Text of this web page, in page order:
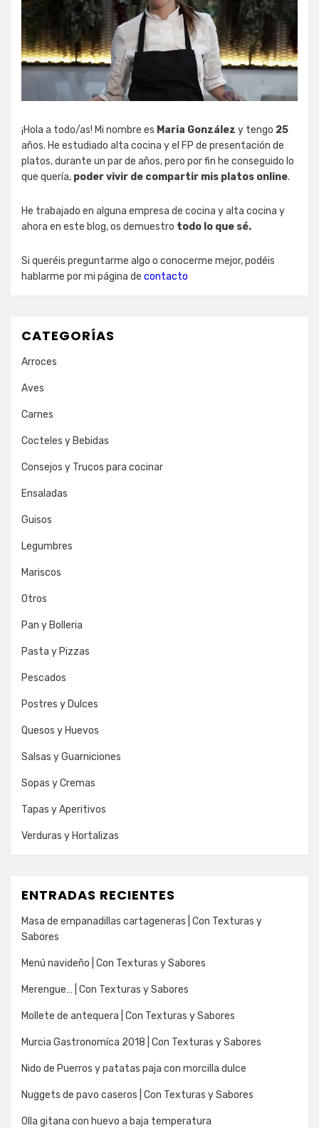
¡Hola a todo/as! Mi nombre es Maria González y tengo 25
años. He estudiado alta cocina y el FP de presentación de
platos, durante un par de años, pero por fin he conseguido lo
que quería, poder vivir de compartir mis platos online.
He trabajado en alguna empresa de cocina y alta cocina y
ahora en este blog, os demuestro todo lo que sé.
Si queréis preguntarme algo o conocerme mejor, podéis
hablarme por mi página de contacto
CATEGORÍAS
Arroces
Aves
Carnes
Cocteles y Bebidas
Consejos y Trucos para cocinar
Ensaladas
Guisos
Legumbres
Mariscos
Otros
Pan y Bolleria
Pasta y Pizzas
Pescados
Postres y Dulces
Quesos y Huevos
Salsas y Guarniciones
Sopas y Cremas
Tapas y Aperitivos
Verduras y Hortalizas
ENTRADAS RECIENTES
Masa de empanadillas cartageneras | Con Texturas y
Sabores
Menú navideño | Con Texturas y Sabores
Merengue… | Con Texturas y Sabores
Mollete de antequera | Con Texturas y Sabores
Murcia Gastronomíca 2018 | Con Texturas y Sabores
Nido de Puerros y patatas paja con morcilla dulce
Nuggets de pavo caseros | Con Texturas y Sabores
Olla gitana con huevo a baja temperatura